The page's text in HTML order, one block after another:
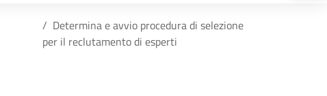
Determina e avvio procedura di selezione
per il reclutamento di esperti